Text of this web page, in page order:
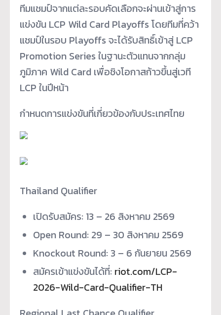
ทีมแชมป์จากแต่ละรอบคัดเลือกจะผ่านเข้าสู่การ
แข่งขัน LCP Wild Card Playoffs โดยทีมที่คว้า
แชมป์ในรอบ Playoffs จะได้รับสิทธิ์เข้าสู่ LCP
Promotion Series ในฐานะตัวแทนจากกลุ่ม
ภูมิภาค Wild Card เพื่อชิงโอกาสก้าวขึ้นสู่เวที
LCP ในปีหน้า
กำหนดการแข่งขันที่เกี่ยวข้องกับประเทศไทย
Thailand Qualifier
เปิดรับสมัคร: 13 – 26 สิงหาคม 2569
Open Round: 29 – 30 สิงหาคม 2569
Knockout Round: 3 – 6 กันยายน 2569
สมัครเข้าแข่งขันได้ที่:riot.com/LCP-
2026-Wild-Card-Qualifier-TH